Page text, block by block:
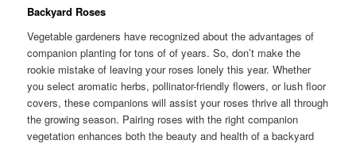
Backyard Roses
Vegetable gardeners have recognized about the advantages of
companion planting for tons of of years. So, don’t make the
rookie mistake of leaving your roses lonely this year. Whether
you select aromatic herbs, pollinator-friendly flowers, or lush floor
covers, these companions will assist your roses thrive all through
the growing season. Pairing roses with the right companion
vegetation enhances both the beauty and health of a backyard